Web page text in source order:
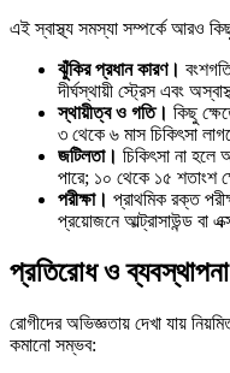
এই স্বাস্থ্য সমস্যা সম্পর্কে আরও
ঝুঁকির প্রধান কারণ।
দীর্ঘস্থায়ী স্ট্রেস এবং
স্থায়ীত্ব ও গতি। কিছু
৩ থেকে ৬ মাস চিকিৎসা
জটিলতা। চিকিৎসা না হলে
পারে; ১০ থেকে ১৫ শতাংশ
পরীক্ষা। প্রাথমিক রক্ত
প্রয়োজনে আল্ট্রাসাউন্ড বা
প্রতিরোধ ও ব্যবস্থাপনা
রোগীদের অভিজ্ঞতায় দেখা যায়
কমানো সম্ভব: